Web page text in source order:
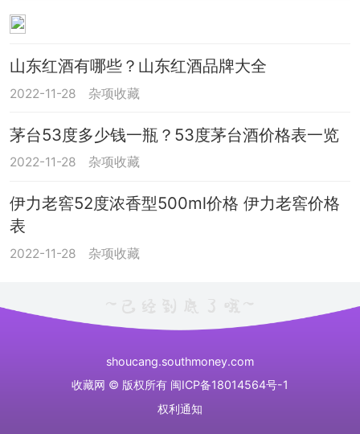
山东红酒有哪些？山东红酒品牌大全
2022-11-28 杂项收藏
茅台53度多少钱一瓶？53度茅台酒价格表一览
2022-11-28 杂项收藏
伊力老窖52度浓香型500ml价格 伊力老窖价格
表
2022-11-28 杂项收藏
shoucang.southmoney.com
收藏网 © 版权所有 闽ICP备18014564号-1
权利通知